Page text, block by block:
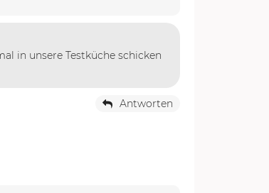
in unsere Testküche schicken
Antworten